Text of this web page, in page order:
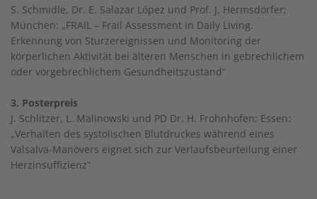
S. Schmidle, Dr. E. Salazar López und Prof. J. Hermsdörfer;
München: „FRAIL – Frail Assessment in Daily Living.
Erkennung von Sturzereignissen und Monitoring der
körperlichen Aktivität bei älteren Menschen in gebrechlichem
oder vorgebrechlichem Gesundheitszustand“
3. Posterpreis
J. Schlitzer, L. Malinowski und PD Dr. H. Frohnhofen; Essen:
„Verhalten des systolischen Blutdruckes während eines
Valsalva-Manövers eignet sich zur Verlaufsbeurteilung einer
Herzinsuffizienz“